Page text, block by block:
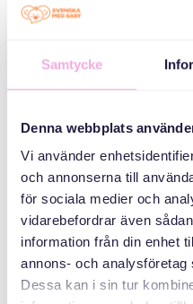
Samtycke
Denna webbplats
Vi använder
och annonserna till
för sociala medier och
vidarebefordrar även
information från din enhet
annons- och
Dessa kan i sin tur
ኣዳላዊ